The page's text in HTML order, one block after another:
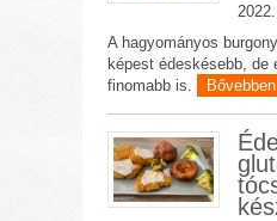
A hagyományos
képest édeskésebb, de
finomabb is.
Bővebben